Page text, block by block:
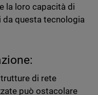
la loro capacità di
questa tecnologia
di rete
può ostacolare